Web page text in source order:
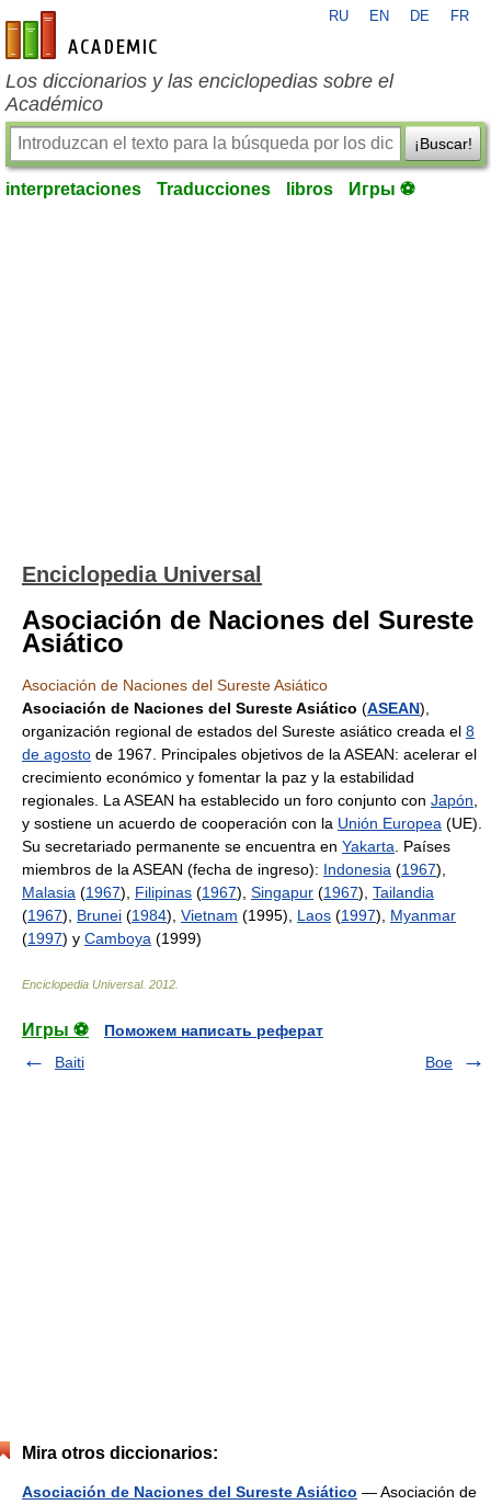
es-academic.com
RU EN DE FR
Los diccionarios y las enciclopedias sobre el
Académico
¡Buscar!
interpretaciones Traducciones libros Игры ⚽
Enciclopedia Universal
Asociación de Naciones del Sureste
Asiático
Asociación de Naciones del Sureste Asiático
Asociación de Naciones del Sureste Asiático (ASEAN),
organización regional de estados del Sureste asiático creada el 8
de agosto de 1967. Principales objetivos de la ASEAN: acelerar el
crecimiento económico y fomentar la paz y la estabilidad
regionales. La ASEAN ha establecido un foro conjunto con Japón
y sostiene un acuerdo de cooperación con la Unión Europea (UE).
Su secretariado permanente se encuentra en Yakarta . Países
miembros de la ASEAN (fecha de ingreso): Indonesia (1967),
Malasia (1967), Filipinas (1967), Singapur (1967), Tailandia
(1967), Brunei (1984), Vietnam (1995), Laos (1997), Myanmar
(1997) y Camboya (1999)
Enciclopedia Universal. 2012
Игры ⚽
Поможем написать реферат
Baiti
Boe
Mira otros diccionarios:
Asociación de Naciones del Sureste Asiático — Asociación de